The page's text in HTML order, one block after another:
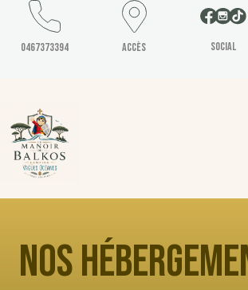
0467373394 Accès Social
Nos